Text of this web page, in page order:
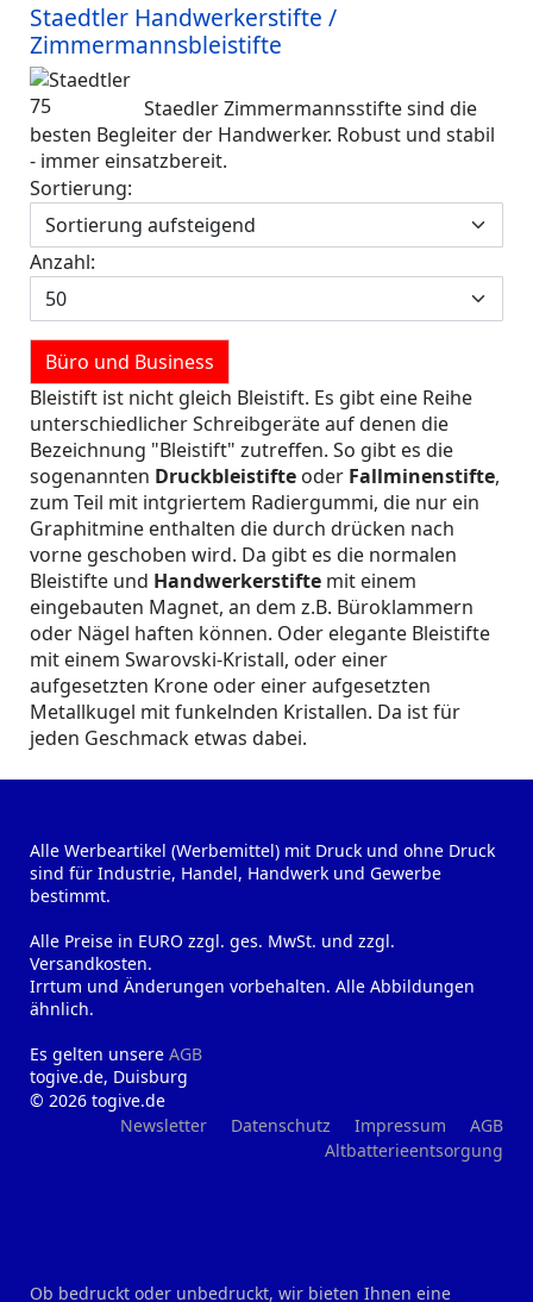
Staedtler Handwerkerstifte /
Zimmermannsbleistifte
Staedler Zimmermannsstifte sind die
besten Begleiter der Handwerker. Robust und stabil
- immer einsatzbereit.
Sortierung:
Anzahl:
Büro und Business
Bleistift ist nicht gleich Bleistift. Es gibt eine Reihe
unterschiedlicher Schreibgeräte auf denen die
Bezeichnung "Bleistift" zutreffen. So gibt es die
sogenannten Druckbleistifte oder Fallminenstifte,
zum Teil mit intgriertem Radiergummi, die nur ein
Graphitmine enthalten die durch drücken nach
vorne geschoben wird. Da gibt es die normalen
Bleistifte und Handwerkerstifte mit einem
eingebauten Magnet, an dem z.B. Büroklammern
oder Nägel haften können. Oder elegante Bleistifte
mit einem Swarovski-Kristall, oder einer
aufgesetzten Krone oder einer aufgesetzten
Metallkugel mit funkelnden Kristallen. Da ist für
jeden Geschmack etwas dabei.
Alle Werbeartikel (Werbemittel) mit Druck und ohne Druck
sind für Industrie, Handel, Handwerk und Gewerbe
bestimmt.
Alle Preise in EURO zzgl. ges. MwSt. und zzgl.
Versandkosten.
Irrtum und Änderungen vorbehalten. Alle Abbildungen
ähnlich.
Es gelten unsere AGB
togive.de, Duisburg
© 2026 togive.de
Newsletter
Datenschutz Impressum
AGB
Altbatterieentsorgung
Ob bedruckt oder unbedruckt, wir bieten Ihnen eine